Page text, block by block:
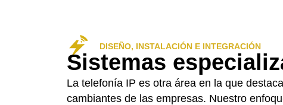
DISEÑO, INSTALACIÓN E INTEGRACIÓN
Sistemas
La telefonía IP es otra área en la que
cambiantes de las empresas. Nuestro